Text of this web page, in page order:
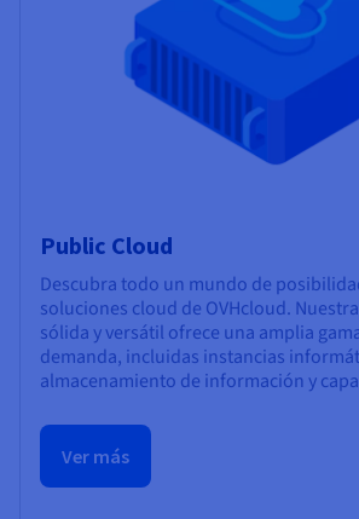
Public Cloud
Descubra todo un mundo de
soluciones cloud de OVHcloud.
sólida y versátil ofrece una amplia
demanda, incluidas instancias
almacenamiento de información y
Ver más